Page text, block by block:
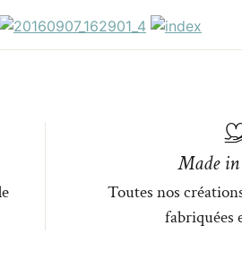
Made
Toutes nos
fabriquées